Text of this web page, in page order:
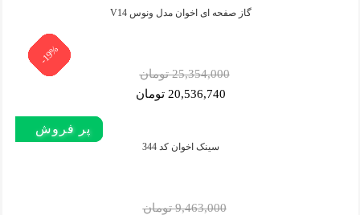
گاز صفحه ای اخوان مدل ونوس V14
25,354,000 تومان
20,536,740 تومان
سینک اخوان کد 344
-19%
9,463,000 تومان
-19%
پر فروش‌
-19%
-19%
-5%
پر بازدید
-19%
پر فروش‌
-19%
پر بازدید
-19%
پر بازدید
-5%
پر فروش‌
-19%
-19%
-19%